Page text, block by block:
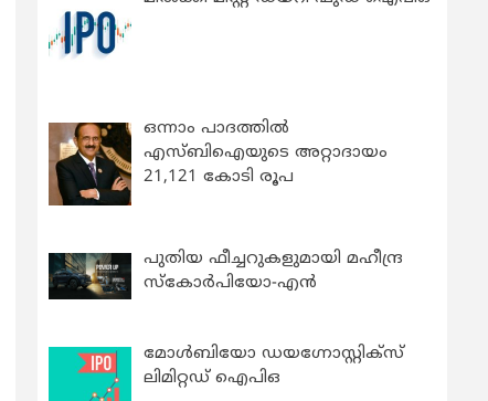
ഒന്നാം പാദത്തിൽ
എസ്ബിഐയുടെ അറ്റാദായം
21,121 കോടി രൂപ
പുതിയ ഫീച്ചറുകളുമായി മഹീന്ദ്ര
സ്കോർപിയോ-എൻ
മോൾബിയോ ഡയഗ്നോസ്റ്റിക്സ്
ലിമിറ്റഡ് ഐപിഒ